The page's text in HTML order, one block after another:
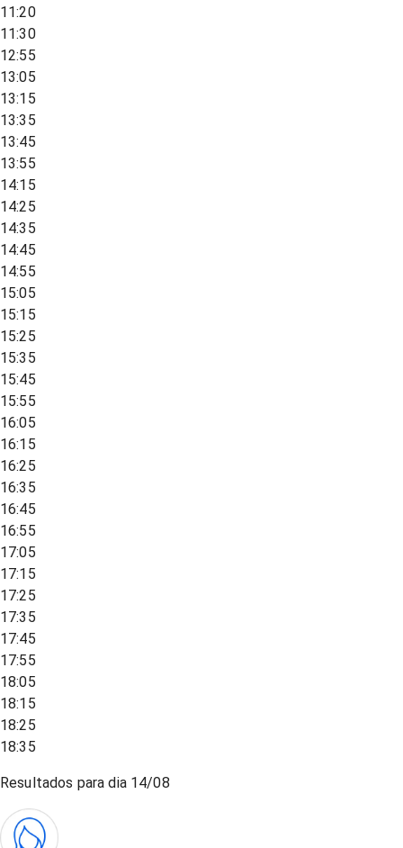
11:20
11:30
12:55
13:05
13:15
13:35
13:45
13:55
14:15
14:25
14:35
14:45
14:55
15:05
15:15
15:25
15:35
15:45
15:55
16:05
16:15
16:25
16:35
16:45
16:55
17:05
17:15
17:25
17:35
17:45
17:55
18:05
18:15
18:25
18:35
Resultados para dia 14/08